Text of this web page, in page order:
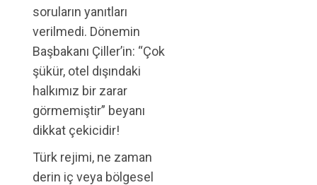
soruların yanıtları
verilmedi. Dönemin
Başbakanı Çiller’in: “Çok
şükür, otel dışındaki
halkımız bir zarar
görmemiştir” beyanı
dikkat çekicidir!
Türk rejimi, ne zaman
derin iç veya bölgesel